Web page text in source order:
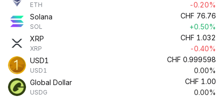
ETH
-0.20%
Solana
SOL
CHF 76.76
+0.50%
XRP
XRP
CHF 1.032
-0.40%
USD1
USD1
CHF 0.999598
0.00%
Global Dollar
USDG
CHF 1.00
0.00%